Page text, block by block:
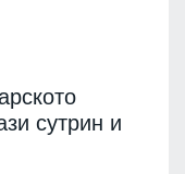
сутрин и